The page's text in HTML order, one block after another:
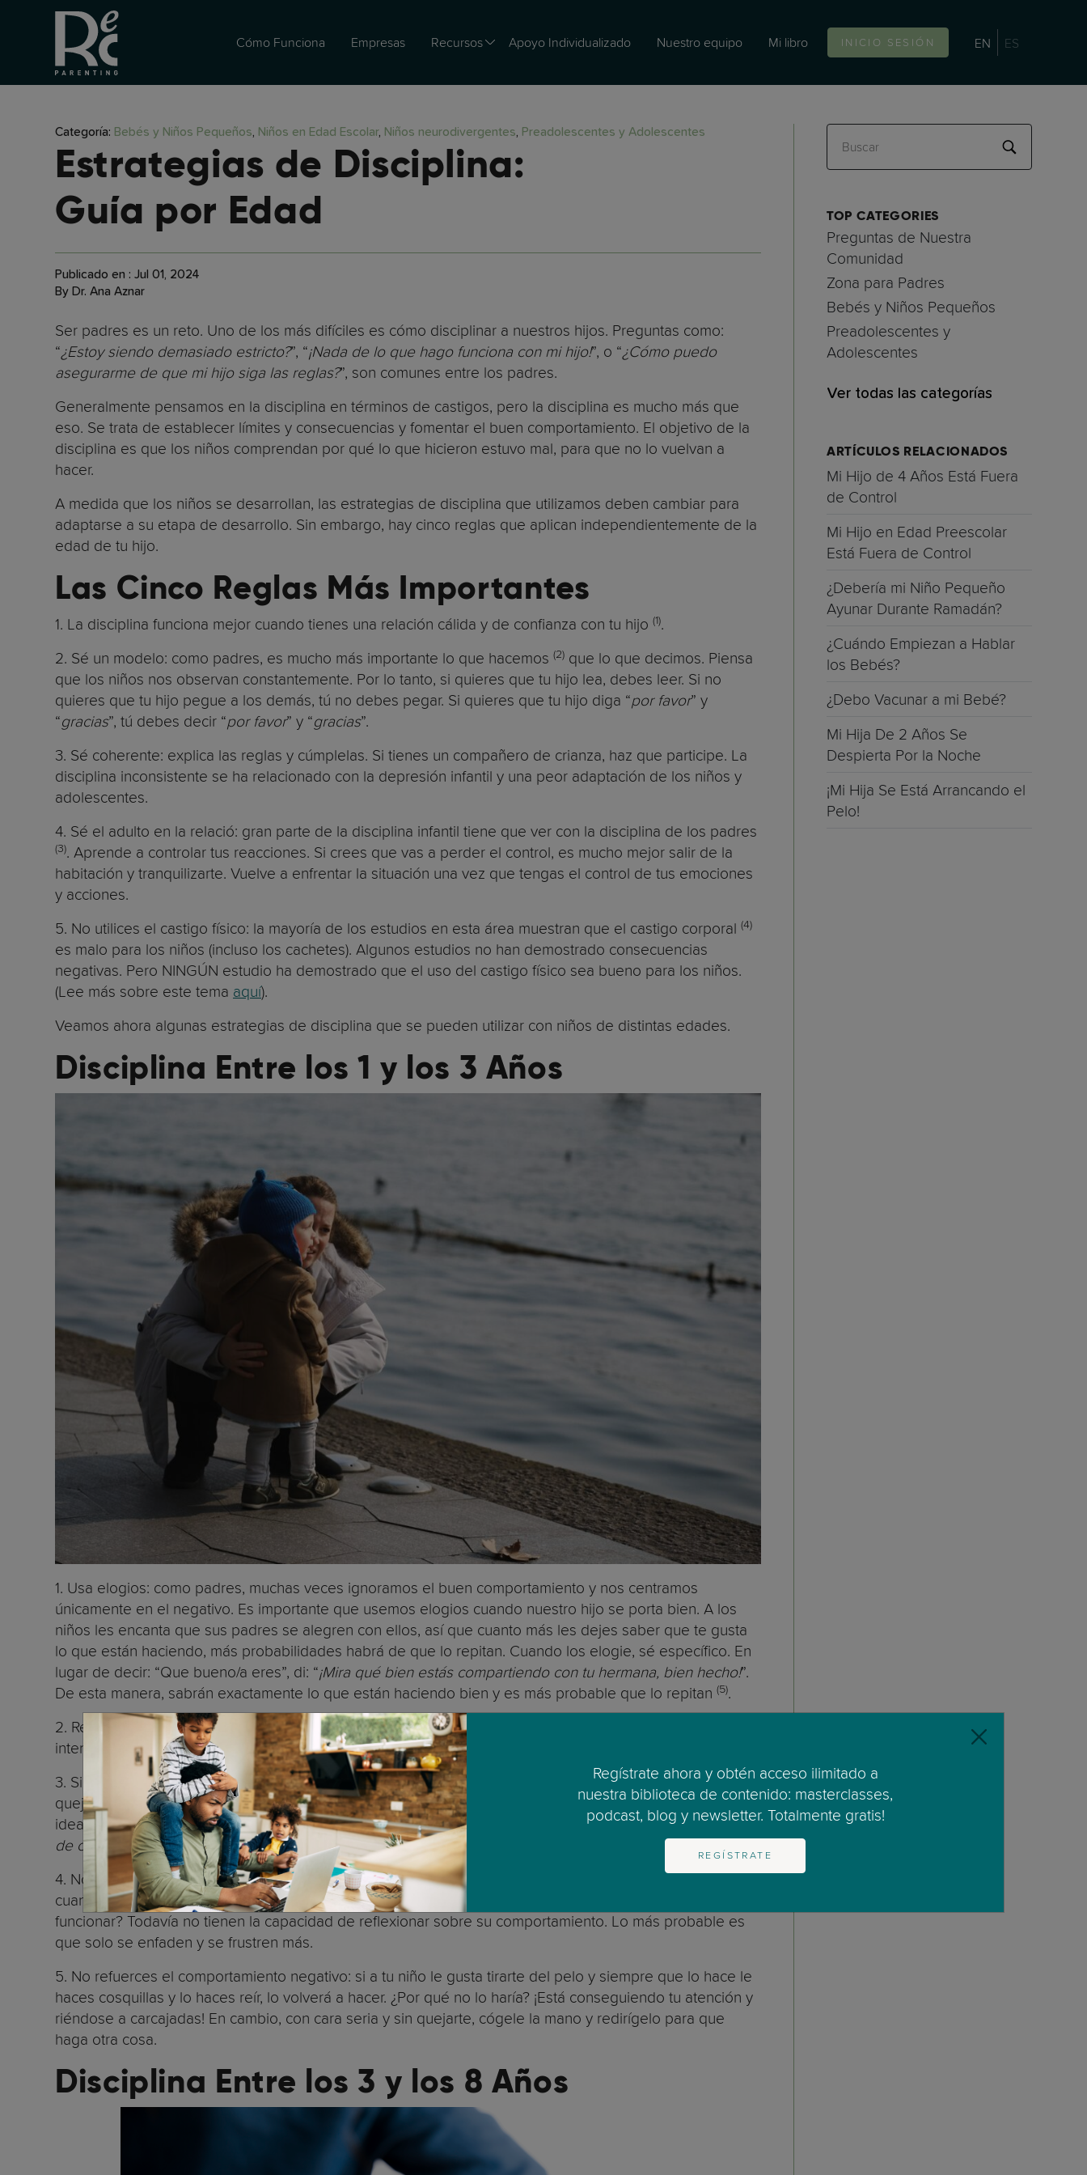
Cómo Funciona Empresas Recursos Apoyo Individualizado Nuestro equipo Mi libro INICIO SESIÓN EN ES
Categoría: Bebés y Niños Pequeños, Niños en Edad Escolar, Niños neurodivergentes, Preadolescentes y Adolescentes
Estrategias de Disciplina:
Guía por Edad
Publicado en : Jul 01, 2024
By Dr. Ana Aznar
Ser padres es un reto. Uno de los más difíciles es cómo disciplinar a nuestros hijos. Preguntas como:
“¿Estoy siendo demasiado estricto?”, “¡Nada de lo que hago funciona con mi hijo!”, o “¿Cómo puedo
asegurarme de que mi hijo siga las reglas?”, son comunes entre los padres.
Generalmente pensamos en la disciplina en términos de castigos, pero la disciplina es mucho más que
eso. Se trata de establecer límites y consecuencias y fomentar el buen comportamiento. El objetivo de la
disciplina es que los niños comprendan por qué lo que hicieron estuvo mal, para que no lo vuelvan a
hacer.
A medida que los niños se desarrollan, las estrategias de disciplina que utilizamos deben cambiar para
adaptarse a su etapa de desarrollo. Sin embargo, hay cinco reglas que aplican independientemente de la
edad de tu hijo.
Las Cinco Reglas Más Importantes
1. La disciplina funciona mejor cuando tienes una relación cálida y de confianza con tu hijo (1).
2. Sé un modelo: como padres, es mucho más importante lo que hacemos (2) que lo que decimos. Piensa
que los niños nos observan constantemente. Por lo tanto, si quieres que tu hijo lea, debes leer. Si no
quieres que tu hijo pegue a los demás, tú no debes pegar. Si quieres que tu hijo diga “por favor” y
“gracias”, tú debes decir “por favor” y “gracias”.
3. Sé coherente: explica las reglas y cúmplelas. Si tienes un compañero de crianza, haz que participe. La
disciplina inconsistente se ha relacionado con la depresión infantil y una peor adaptación de los niños y
adolescentes.
4. Sé el adulto en la relació: gran parte de la disciplina infantil tiene que ver con la disciplina de los padres
(3). Aprende a controlar tus reacciones. Si crees que vas a perder el control, es mucho mejor salir de la
habitación y tranquilizarte. Vuelve a enfrentar la situación una vez que tengas el control de tus emociones
y acciones.
5. No utilices el castigo físico: la mayoría de los estudios en esta área muestran que el castigo corporal (4)
es malo para los niños (incluso los cachetes). Algunos estudios no han demostrado consecuencias
negativas. Pero NINGÚN estudio ha demostrado que el uso del castigo físico sea bueno para los niños.
(Lee más sobre este tema aquí).
Veamos ahora algunas estrategias de disciplina que se pueden utilizar con niños de distintas edades.
Disciplina Entre los 1 y los 3 Años
1. Usa elogios: como padres, muchas veces ignoramos el buen comportamiento y nos centramos
únicamente en el negativo. Es importante que usemos elogios cuando nuestro hijo se porta bien. A los
niños les encanta que sus padres se alegren con ellos, así que cuanto más les dejes saber que te gusta
lo que están haciendo, más probabilidades habrá de que lo repitan. Cuando los elogie, sé específico. En
lugar de decir: “Que bueno/a eres”, di: “¡Mira qué bien estás compartiendo con tu hermana, bien hecho!”.
De esta manera, sabrán exactamente lo que están haciendo bien y es más probable que lo repitan (5).
2. Redirígelos: en esta etapa, siempre que tu hijo esté haciendo algo que no debería hacer (por ejemplo,
intentar meter el dedo en el enchufe), llévalo a hacer otra cosa.
3. Si dices “
no”, cíñete a ello: si le dices que no a que se tome un helado pero una vez que empieza a
quejarse, cedes, le estás enseñando que quejarse funciona. Es más probable que lo vuelva a hacer. Lo
ideal es decir algo como: “Sé que quieres un helado, a mí también me encantaría, pero ya casi es la hora
de comer, así que no podemos comerlo
”, y luego esperar que todo salga bien.
4. No los dejes solos (6) para que piensen en lo que han hecho (o en el paso de la desobediencia):
cuando aíslas a un niño pequeño y le dices que piense en lo que ha hecho, ¿de verdad crees que va a
funcionar? Todavía no tienen la capacidad de reflexionar sobre su comportamiento. Lo más probable es
que solo se enfaden y se frustren más.
5. No refuerces el comportamiento negativo: si a tu niño le gusta tirarte del pelo y siempre que lo hace le
haces cosquillas y lo haces reír, lo volverá a hacer. ¿Por qué no lo haría? ¡Está conseguiendo tu atención y
riéndose a carcajadas! En cambio, con cara seria y sin quejarte, cógele la mano y redirígelo para que
haga otra cosa.
Disciplina Entre los 3 y los 8 Años
Buscar
TOP CATEGORIES
Preguntas de Nuestra
Comunidad
Zona para Padres
Bebés y Niños Pequeños
Preadolescentes y
Adolescentes
Ver todas las categorías
ARTÍCULOS RELACIONADOS
Mi Hijo de 4 Años Está Fuera
de Control
Mi Hijo en Edad Preescolar
Está Fuera de Control
¿Debería mi Niño Pequeño
Ayunar Durante Ramadán?
¿Cuándo Empiezan a Hablar
los Bebés?
¿Debo Vacunar a mi Bebé?
Mi Hija De 2 Años Se
Despierta Por la Noche
¡Mi Hija Se Está Arrancando el
Pelo!
Regístrate ahora y obtén acceso ilimitado a
nuestra biblioteca de contenido: masterclasses,
podcast, blog y newsletter. Totalmente gratis!
REGÍSTRATE